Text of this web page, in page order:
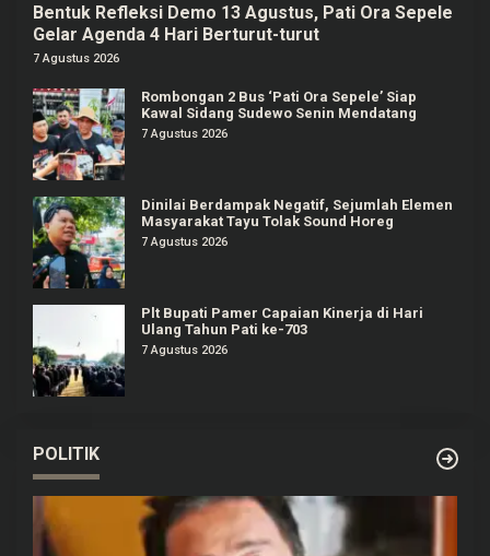
Bentuk Refleksi Demo 13 Agustus, Pati Ora Sepele
Gelar Agenda 4 Hari Berturut-turut
7 Agustus 2026
Rombongan 2 Bus ‘Pati Ora Sepele’ Siap
Kawal Sidang Sudewo Senin Mendatang
7 Agustus 2026
Dinilai Berdampak Negatif, Sejumlah Elemen
Masyarakat Tayu Tolak Sound Horeg
7 Agustus 2026
Plt Bupati Pamer Capaian Kinerja di Hari
Ulang Tahun Pati ke-703
7 Agustus 2026
POLITIK